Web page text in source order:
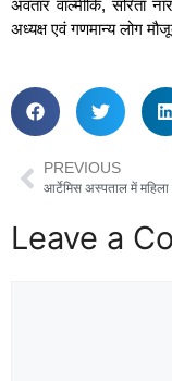
अवतार वाल्मीकि, सरिता
अध्यक्ष एवं गणमान्य लोग
PREVIOUS
Leave a